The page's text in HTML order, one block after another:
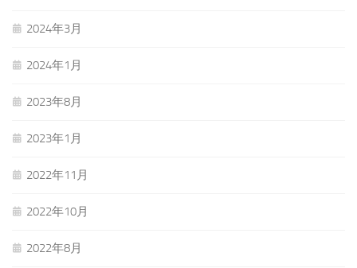
2024年3月
2024年1月
2023年8月
2023年1月
2022年11月
2022年10月
2022年8月